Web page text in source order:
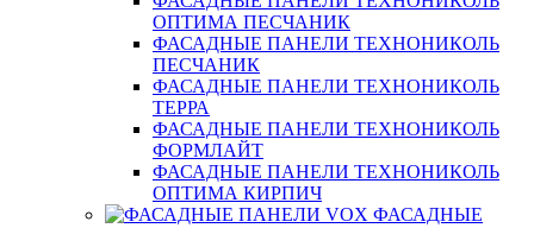
ОПТИМА ПЕСЧАНИК
ФАСАДНЫЕ ПАНЕЛИ ТЕХНОНИКОЛЬ
ПЕСЧАНИК
ФАСАДНЫЕ ПАНЕЛИ ТЕХНОНИКОЛЬ
ТЕРРА
ФАСАДНЫЕ ПАНЕЛИ ТЕХНОНИКОЛЬ
ФОРМЛАЙТ
ФАСАДНЫЕ ПАНЕЛИ ТЕХНОНИКОЛЬ
ОПТИМА КИРПИЧ
ФАСАДНЫЕ